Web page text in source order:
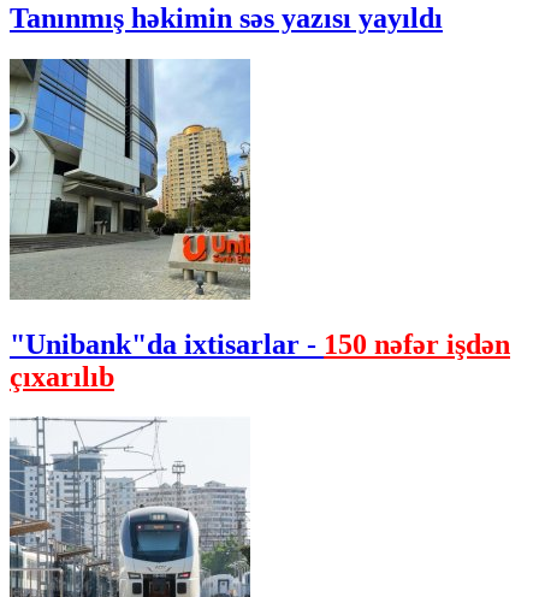
Tanınmış həkimin səs yazısı yayıldı
"Unibank"da ixtisarlar - 150 nəfər işdən
çıxarılıb